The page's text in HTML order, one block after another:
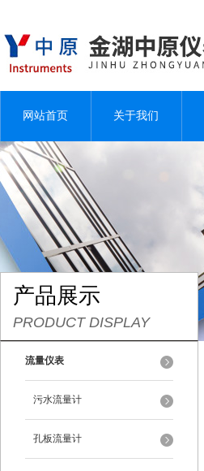
网站首页 关于我们
产品展示
PRODUCT DISPLAY
流量仪表
污水流量计
孔板流量计